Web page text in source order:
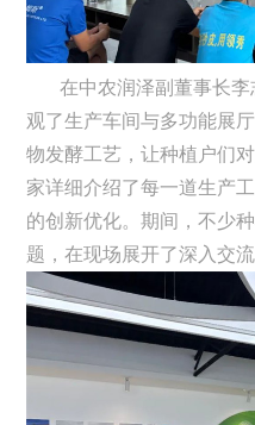
在中农润泽副董事长
观了生产车间与多功能展
物发酵工艺，让种植户们
家详细介绍了每一道生产
的创新优化。期间，不少
题，在现场展开了深入交流